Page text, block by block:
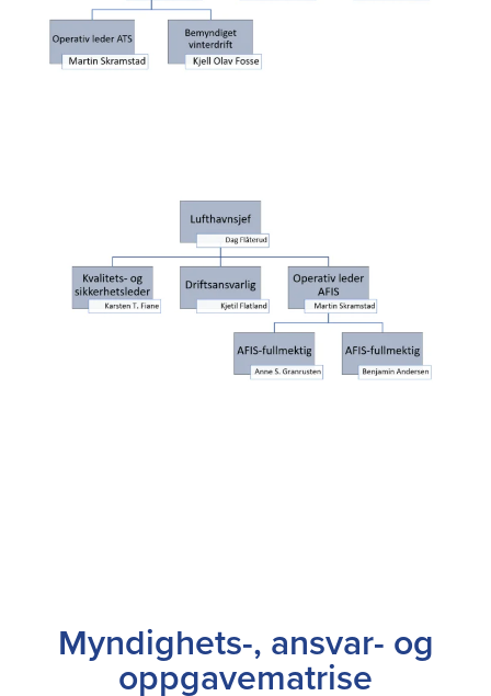
Myndighets-, ansvar- og
oppgavematrise